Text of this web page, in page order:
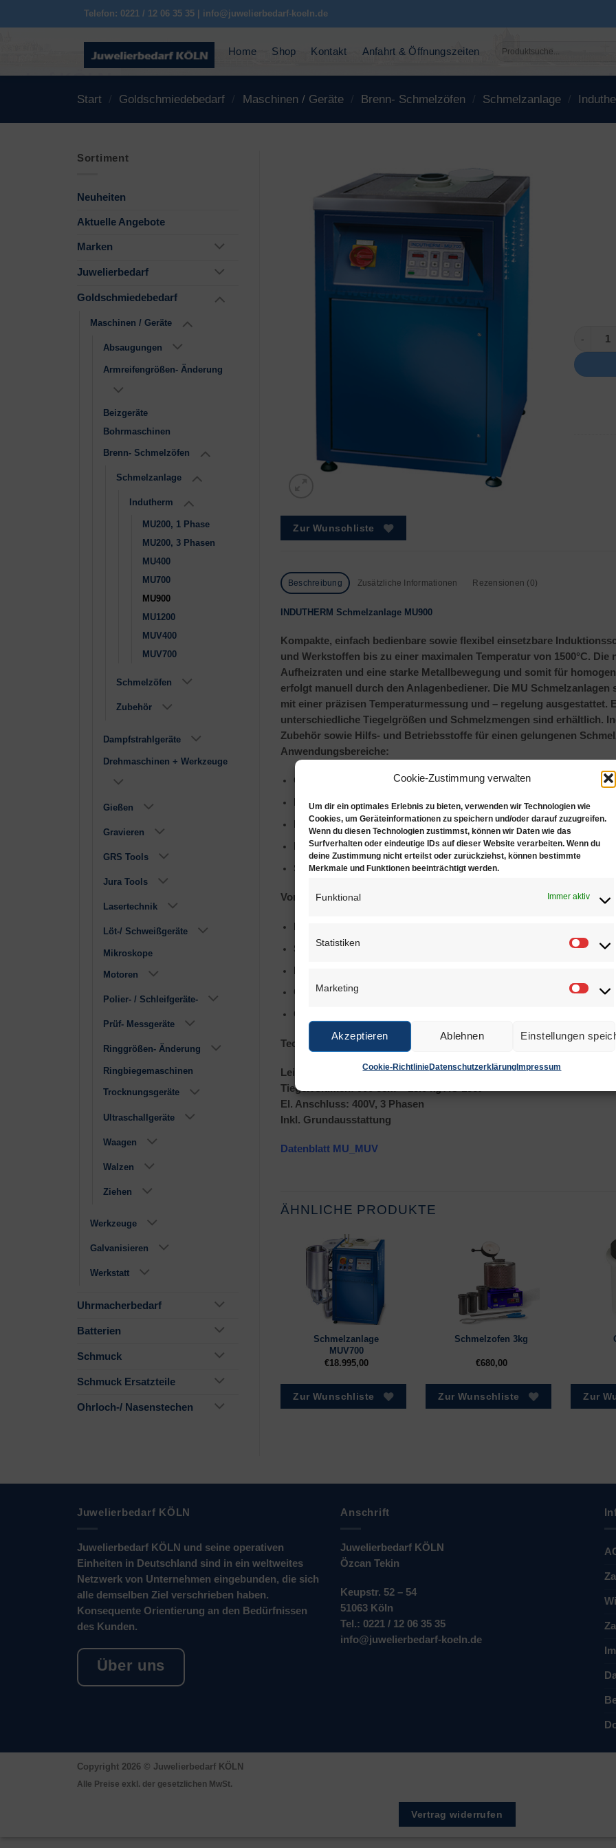
Cookie-Zustimmung verwalten
Um dir ein optimales Erlebnis zu bieten, verwenden wir Technologien wie
Cookies, um Geräteinformationen zu speichern und/oder darauf zuzugreifen.
Wenn du diesen Technologien zustimmst, können wir Daten wie das
Surfverhalten oder eindeutige IDs auf dieser Website verarbeiten. Wenn du
deine Zustimmung nicht erteilst oder zurückziehst, können bestimmte
Merkmale und Funktionen beeinträchtigt werden.
Funktional Immer aktiv
Statistiken
Marketing
Akzeptieren Ablehnen Einstellungen
Cookie-RichtlinieDatenschutzerklärungImpressum
Telefon: 0221 / 12 06 35 35 | info@juwelierbedarf-koeln.de
Home Shop Kontakt Anfahrt & Öffnungszeiten
Suchen
Start / Goldschmiedebedarf / Maschinen / Geräte / Brenn- Schmelzöfen / Schmelzanlage /
Sortiment
Neuheiten
Aktuelle Angebote
Marken
Juwelierbedarf
Goldschmiedebedarf
Maschinen / Geräte
Absaugungen
Armreifengrößen- Änderung
Beizgeräte
Bohrmaschinen
Brenn- Schmelzöfen
Schmelzanlage
Indutherm
MU200, 1 Phase
MU200, 3 Phasen
MU400
MU700
MU900
MU1200
MUV400
MUV700
Schmelzöfen
Zubehör
Dampfstrahlgeräte
Drehmaschinen + Werkzeuge
Gießen
Gravieren
GRS Tools
Jura Tools
Lasertechnik
Löt-/ Schweißgeräte
Mikroskope
Motoren
Polier- / Schleifgeräte-
Prüf- Messgeräte
Ringgrößen- Änderung
Ringbiegemaschinen
Trocknungsgeräte
Ultraschallgeräte
Waagen
Walzen
Ziehen
Werkzeuge
Galvanisieren
Werkstatt
Uhrmacherbedarf
Batterien
Schmuck
Schmuck Ersatzteile
Ohrloch-/ Nasenstechen
Zur Wunschliste
Beschreibung Zusätzliche Informationen Rezensionen (0)
INDUTHERM Schmelzanlage MU900
Kompakte, einfach bedienbare sowie flexibel einsetzbare
und Werkstoffen bis zu einer maximalen Temperatur von 1500°C.
Aufheizraten und eine starke Metallbewegung und somit für
erfolgt manuell durch den Anlagenbediener. Die MU Schmelzanlagen
mit einer präzisen Temperaturmessung und – regelung ausgestattet.
unterschiedliche Tiegelgrößen und Schmelzmengen sind erhältlich.
Zubehör sowie Hilfs- und Betriebsstoffe für einen gelungenen
Anwendungsbereiche:
Giessen von Barren
Homogenisierung von Altmetallen und Abfällen für Analysezwecke
Reinigen (Abtreiben) von Metallabfällen durch oxidierendes oder
Einschmelzen von Produktionsabfällen wie z.B. Edelmetall-
Schmelzanlage für das Wachsausschmelzverfahren und für
Vorteile:
Sehr einfach zu bedienen
Hervorragendes Preis-Leistungsverhältnis
Gute Abstufung der Typenreihe, jeden Anwendungsbereich gut
Genaue Thermoelementmessung in Tiegelboden integriert.
Technische Daten:
Leistung: 15.0kW mit Temperaturregelung
Tiegelvolumen: 900 ccm = 13.0 kg AU 18ct
El. Anschluss: 400V, 3 Phasen
Inkl. Grundausstattung
Datenblatt MU_MUV
ÄHNLICHE PRODUKTE
Schmelzanlage
MUV700
€18.995,00
Zur Wunschliste
Schmelzofen 3kg
€680,00
Zur Wunschliste Zur
Juwelierbedarf KÖLN
Juwelierbedarf KÖLN und seine operativen
Einheiten in Deutschland sind in ein weltweites
Netzwerk von Unternehmen eingebunden, die sich
alle demselben Ziel verschrieben haben.
Konsequente Orientierung an den Bedürfnissen
des Kunden.
Über uns
Anschrift
Juwelierbedarf KÖLN
Özcan Tekin
Keupstr. 52 – 54
51063 Köln
Tel.: 0221 / 12 06 35 35
info@juwelierbedarf-koeln.de
Copyright 2026 © Juwelierbedarf KÖLN
Alle Preise exkl. der gesetzlichen MwSt.
Vertrag widerrufen